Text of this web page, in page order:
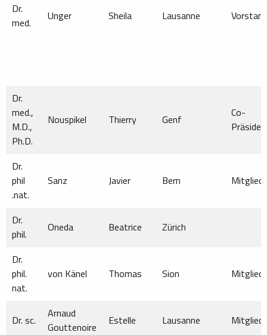
Dr.
med.
Unger Sheila Lausanne Vorstand
Dr.
med.,
M.D.,
Ph.D.
Nouspikel Thierry Genf
Co-
Dr.
phil
.nat.
Sanz Javier Bern Mitglied
Dr.
phil.
Oneda Beatrice Zürich
Dr.
phil.
nat.
von Känel Thomas Sion Mitglied
Dr. sc.
Arnaud
Gouttenoire
Estelle Lausanne Mitglied